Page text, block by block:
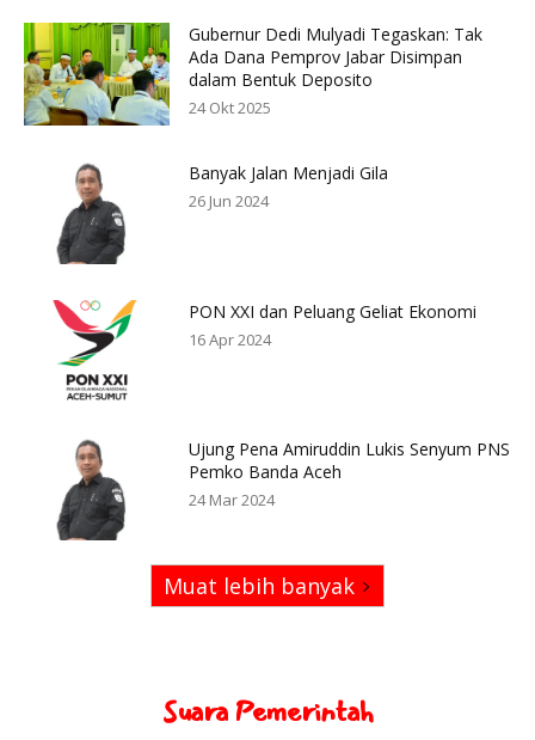
Gubernur Dedi Mulyadi Tegaskan: Tak
Ada Dana Pemprov Jabar Disimpan
dalam Bentuk Deposito
24 Okt 2025
Banyak Jalan Menjadi Gila
26 Jun 2024
PON XXI dan Peluang Geliat Ekonomi
16 Apr 2024
Ujung Pena Amiruddin Lukis Senyum PNS
Pemko Banda Aceh
24 Mar 2024
Muat lebih banyak
Suara Pemerintah